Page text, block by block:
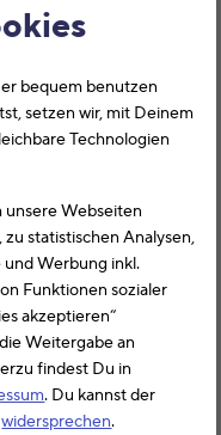
bequem benutzen
setzen wir, mit Deinem
Technologien
unsere Webseiten
statistischen Analysen,
Werbung inkl.
Funktionen sozialer
akzeptieren“
Weitergabe an
findest Du in
. Du kannst der
widersprechen.
für
abziehen,
Nutzt der
privat, können
Kosten für